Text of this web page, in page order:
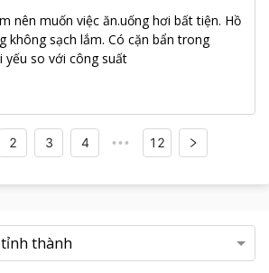
nên muốn việc ăn.uống hơi bất tiện. Hồ
không sạch lắm. Có cặn bẩn trong
yếu so với công suất
2 3 4 ••• 12